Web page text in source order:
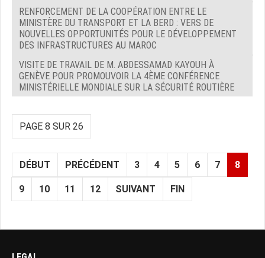
RENFORCEMENT DE LA COOPÉRATION ENTRE LE
MINISTÈRE DU TRANSPORT ET LA BERD : VERS DE
NOUVELLES OPPORTUNITÉS POUR LE DÉVELOPPEMENT
DES INFRASTRUCTURES AU MAROC
VISITE DE TRAVAIL DE M. ABDESSAMAD KAYOUH À
GENÈVE POUR PROMOUVOIR LA 4ÈME CONFÉRENCE
MINISTÉRIELLE MONDIALE SUR LA SÉCURITÉ ROUTIÈRE
PAGE 8 SUR 26
DÉBUT PRÉCÉDENT 3 4 5 6 7 8
9 10 11 12 SUIVANT FIN